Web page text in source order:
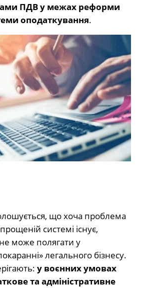
ПДВ у межах реформи
оподаткування.
що хоча проблема
системі існує,
не може полягати у
легального бізнесу.
у воєнних умовах
та адміністративне